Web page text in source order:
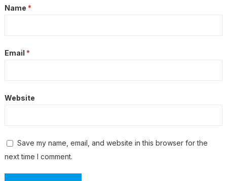
Name *
Email *
Website
Save my name, email, and website in this browser for the
next time I comment.